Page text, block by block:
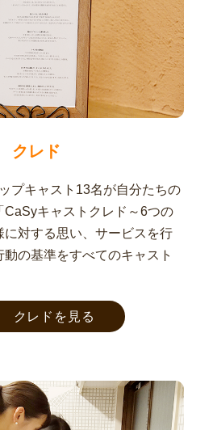
クレド
プキャスト13名が自分たちの
CaSyキャストクレド～6つの
に対する思い、サービスを行
動の基準をすべてのキャスト
クレドを見る